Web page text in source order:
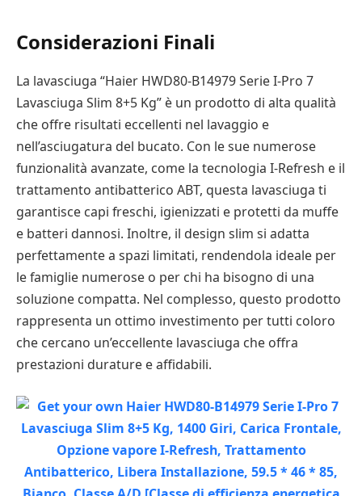
Considerazioni Finali
La lavasciuga “Haier HWD80-B14979 Serie I-Pro 7
Lavasciuga Slim 8+5 Kg” è un prodotto di alta qualità
che offre risultati eccellenti nel lavaggio e
nell’asciugatura del bucato. Con le sue numerose
funzionalità avanzate, come la tecnologia I-Refresh e il
trattamento antibatterico ABT, questa lavasciuga ti
garantisce capi freschi, igienizzati e protetti da muffe
e batteri dannosi. Inoltre, il design slim si adatta
perfettamente a spazi limitati, rendendola ideale per
le famiglie numerose o per chi ha bisogno di una
soluzione compatta. Nel complesso, questo prodotto
rappresenta un ottimo investimento per tutti coloro
che cercano un’eccellente lavasciuga che offra
prestazioni durature e affidabili.